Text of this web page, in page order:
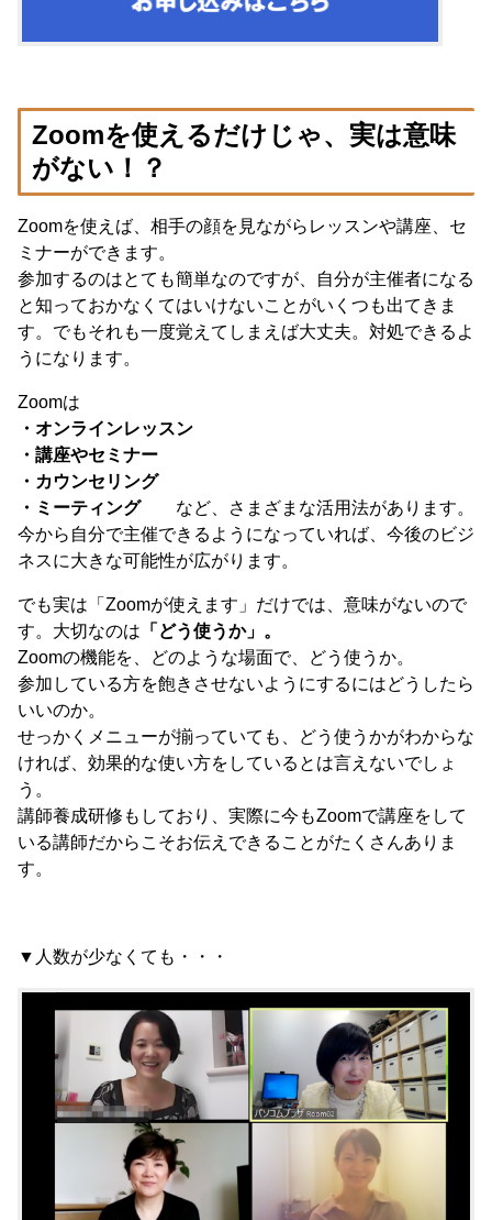
Zoomを使えるだけじゃ、実は意味
がない！？
Zoomを使えば、相手の顔を見ながらレッスンや講座、セ
ミナーができます。
参加するのはとても簡単なのですが、自分が主催者になる
と知っておかなくてはいけないことがいくつも出てきま
す。でもそれも一度覚えてしまえば大丈夫。対処できるよ
うになります。
Zoomは
・オンラインレッスン
・講座やセミナー
・カウンセリング
・ミーティング など、さまざまな活用法があります。
今から自分で主催できるようになっていれば、今後のビジ
ネスに大きな可能性が広がります。
でも実は「Zoomが使えます」だけでは、意味がないので
す。大切なのは 「どう使うか」。
Zoomの機能を、どのような場面で、どう使うか。
参加している方を飽きさせないようにするにはどうしたら
いいのか。
せっかくメニューが揃っていても、どう使うかがわからな
ければ、効果的な使い方をしているとは言えないでしょ
う。
講師養成研修もしており、実際に今もZoomで講座をして
いる講師だからこそお伝えできることがたくさんありま
す。
▼人数が少なくても・・・